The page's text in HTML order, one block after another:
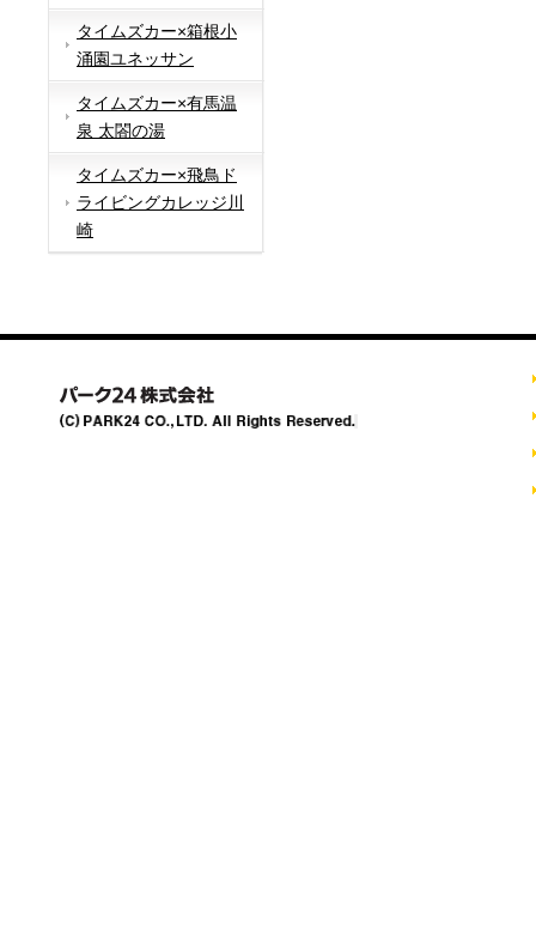
タイムズカー×箱根小
涌園ユネッサン
タイムズカー×有馬温
泉 太閤の湯
タイムズカー×飛鳥ド
ライビングカレッジ川
崎